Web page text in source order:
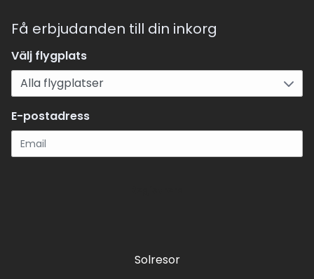
Få erbjudanden till din inkorg
Välj flygplats
E-postadress
Solresor